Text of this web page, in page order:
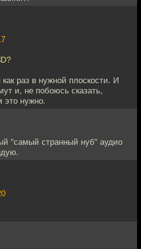
раз в нужной плоскости. И
и, не побоюсь сказать,
это нужно.
"самый странный нуб" аудио